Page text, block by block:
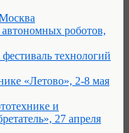
роботов,
технологий
«Летово», 2-8 мая
и
27 апреля